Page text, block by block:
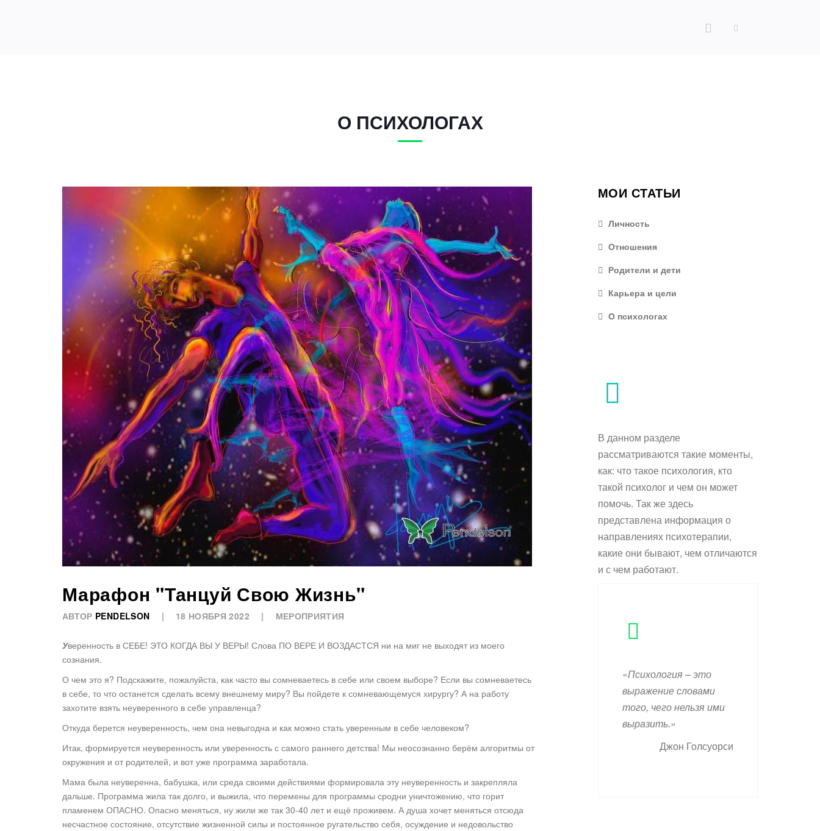
О ПСИХОЛОГАХ
Марафон "Танцуй Свою Жизнь"
АВТОР PENDELSON 18 НОЯБРЯ 2022 МЕРОПРИЯТИЯ
Уверенность в СЕБЕ! ЭТО КОГДА ВЫ У ВЕРЫ! Слова ПО ВЕРЕ И ВОЗДАСТСЯ ни на миг не выходят из моего
сознания.
О чем это я? Подскажите, пожалуйста, как часто вы сомневаетесь в себе или своем выборе? Если вы сомневаетесь
в себе, то что останется сделать всему внешнему миру? Вы пойдете к сомневающемуся хирургу? А на работу
захотите взять неуверенного в себе управленца?
Откуда берется неуверенность, чем она невыгодна и как можно стать уверенным в себе человеком?
Итак, формируется неуверенность или уверенность с самого раннего детства! Мы неосознанно берём алгоритмы от
окружения и от родителей, и вот уже программа заработала.
Мама была неуверенна, бабушка, или среда своими действиями формировала эту неуверенность и закрепляла
дальше. Программа жила так долго, и выжила, что перемены для программы сродни уничтожению, что горит
пламенем ОПАСНО. Опасно меняться, ну жили же так 30-40 лет и ещё проживем. А душа хочет меняться отсюда
несчастное состояние, отсутствие жизненной силы и постоянное ругательство себя, осуждение и недовольство
МОИ СТАТЬИ
Личность
Отношения
Родители и дети
Карьера и цели
О психологах
В данном разделе
рассматриваются такие моменты,
как: что такое психология, кто
такой психолог и чем он может
помочь. Так же здесь
представлена информация о
направлениях психотерапии,
какие они бывают, чем отличаются
и с чем работают.
«Психология – это
выражение словами
того, чего нельзя ими
выразить.»
Джон Голсуорси